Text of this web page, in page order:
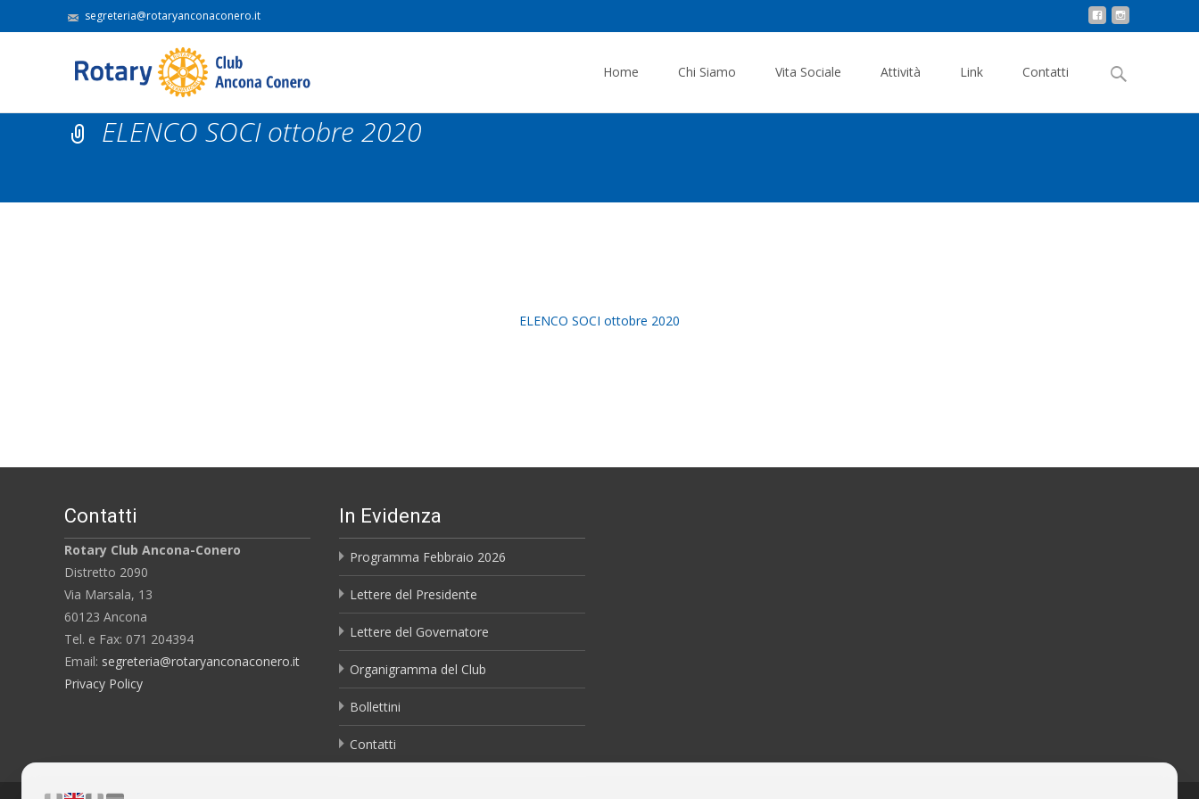
segreteria@rotaryanconaconero.it
Home Chi Siamo Vita Sociale Attività Link Contatti
Search
ELENCO SOCI ottobre 2020
ELENCO SOCI ottobre 2020
Contatti
Rotary Club Ancona-Conero
Distretto 2090
Via Marsala, 13
60123 Ancona
Tel. e Fax: 071 204394
Email: segreteria@rotaryanconaconero.it
Privacy Policy
In Evidenza
Programma Febbraio 2026
Lettere del Presidente
Lettere del Governatore
Organigramma del Club
Bollettini
Contatti